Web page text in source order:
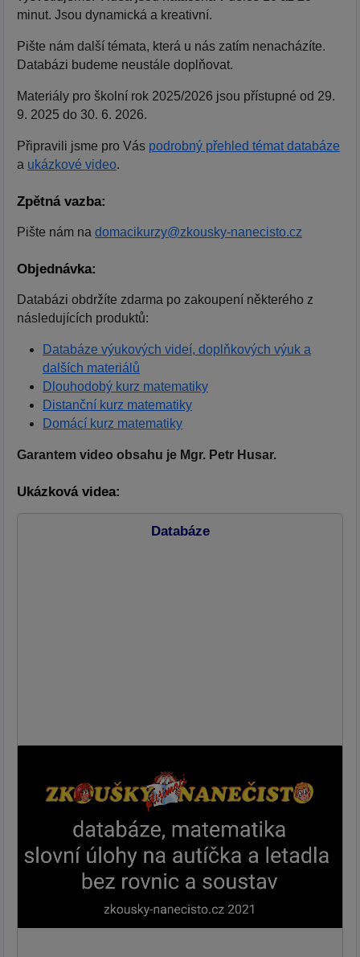
minut. Jsou dynamická a kreativní.
Pište nám další témata, která u nás zatím nenacházíte.
Databázi budeme neustále doplňovat.
Materiály pro školní rok 2025/2026 jsou přístupné od 29.
9. 2025 do 30. 6. 2026.
Připravili jsme pro Vás podrobný přehled témat databáze
a ukázkové video.
Zpětná vazba:
Pište nám na domacikurzy@zkousky-nanecisto.cz
Objednávka:
Databázi obdržíte zdarma po zakoupení některého z
následujících produktů:
Databáze výukových videí, doplňkových výuk a
dalších materiálů
Dlouhodobý kurz matematiky
Distanční kurz matematiky
Domácí kurz matematiky
Garantem video obsahu je Mgr. Petr Husar.
Ukázková videa:
Databáze